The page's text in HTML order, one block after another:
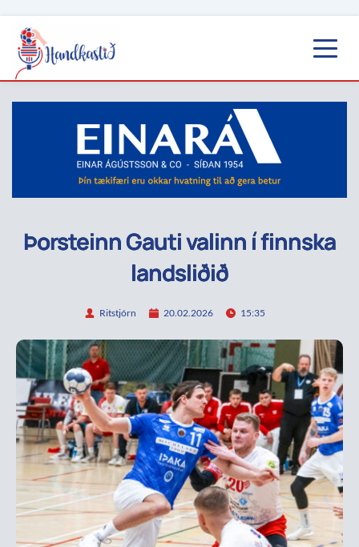
Þorsteinn Gauti valinn í finnska
landsliðið
Ritstjórn 20.02.2026 15:35